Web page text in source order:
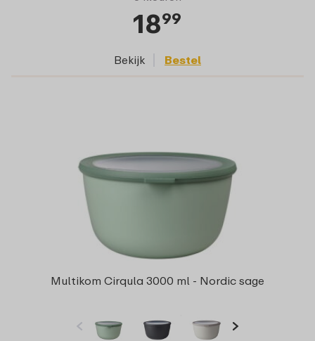
1899
Bekijk Bestel
Multikom Cirqula 3000 ml - Nordic sage